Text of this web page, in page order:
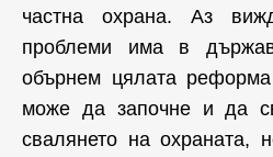
частна охрана. Аз
проблеми има в
обърнем цялата
може да започне и да
свалянето на охраната,